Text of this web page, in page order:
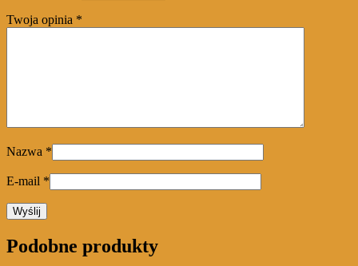
Twoja opinia *
Nazwa *
E-mail *
Podobne produkty